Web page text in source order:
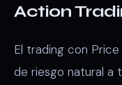
Action
El trading con
de riesgo natural a